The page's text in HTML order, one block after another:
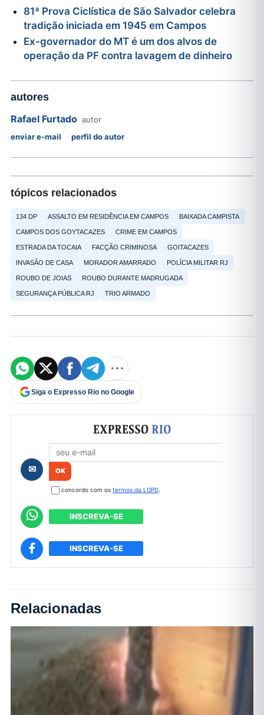
81ª Prova Ciclística de São Salvador celebra
tradição iniciada em 1945 em Campos
Ex-governador do MT é um dos alvos de
operação da PF contra lavagem de dinheiro
autores
Rafael Furtado autor
enviar e-mail
perfil do autor
tópicos relacionados
134 DP ASSALTO EM RESIDÊNCIA EM CAMPOS BAIXADA CAMPISTA
CAMPOS DOS GOYTACAZES CRIME EM CAMPOS
ESTRADA DA TOCAIA FACÇÃO CRIMINOSA GOITACAZES
INVASÃO DE CASA MORADOR AMARRADO POLÍCIA MILITAR RJ
ROUBO DE JOIAS ROUBO DURANTE MADRUGADA
SEGURANÇA PÚBLICA RJ TRIO ARMADO
Siga o Expresso Rio no Google
Formulário de cadastro
✉
concordo com os termos da LGPD.
INSCREVA-SE
INSCREVA-SE
Relacionadas